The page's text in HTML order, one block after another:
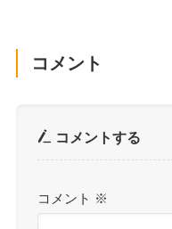
コメント
コメントする
コメント ※